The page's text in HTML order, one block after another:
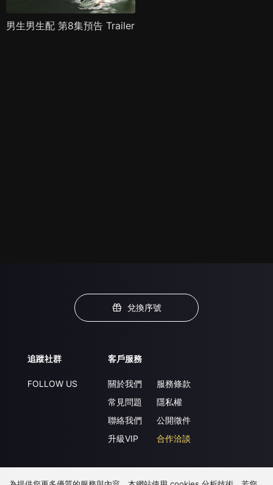
男生男生配 第8集預告 Trailer
兌換序號
追蹤社群
FOLLOW US
客戶服務
關於我們
常見問題
聯絡我們
升級VIP
服務條款
隱私權
公開徵件
合作洽談